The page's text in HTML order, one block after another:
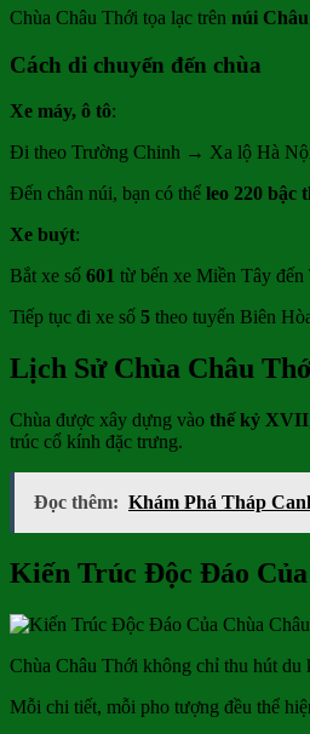
Chùa Châu Thới tọa lạc trên núi
Cách di chuyển đến chùa
Xe máy, ô tô:
Đi theo Trường Chinh → Xa lộ Hà
Đến chân núi, bạn có thể leo 220 bậc
Xe buýt:
Bắt xe số 601 từ bến xe Miền Tây đến
Tiếp tục đi xe số 5 theo tuyến Biên
Lịch Sử Chùa Châu
Chùa được xây dựng vào thế kỷ XVII
trúc cổ kính đặc trưng.
Đọc thêm: Khám Phá Tháp
Kiến Trúc Độc Đáo
Chùa Châu Thới không chỉ thu hút
Mỗi chi tiết, mỗi pho tượng đều thể